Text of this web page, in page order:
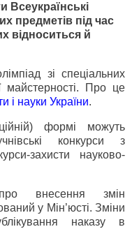
Всеукраїнські
предметів під час
відноситься й
зі спеціальних
майстерності. Про це
і науки України.
формі можуть
конкурси з
захисти науково-
внесення змін
у Мін’юсті. Зміни
наказу в